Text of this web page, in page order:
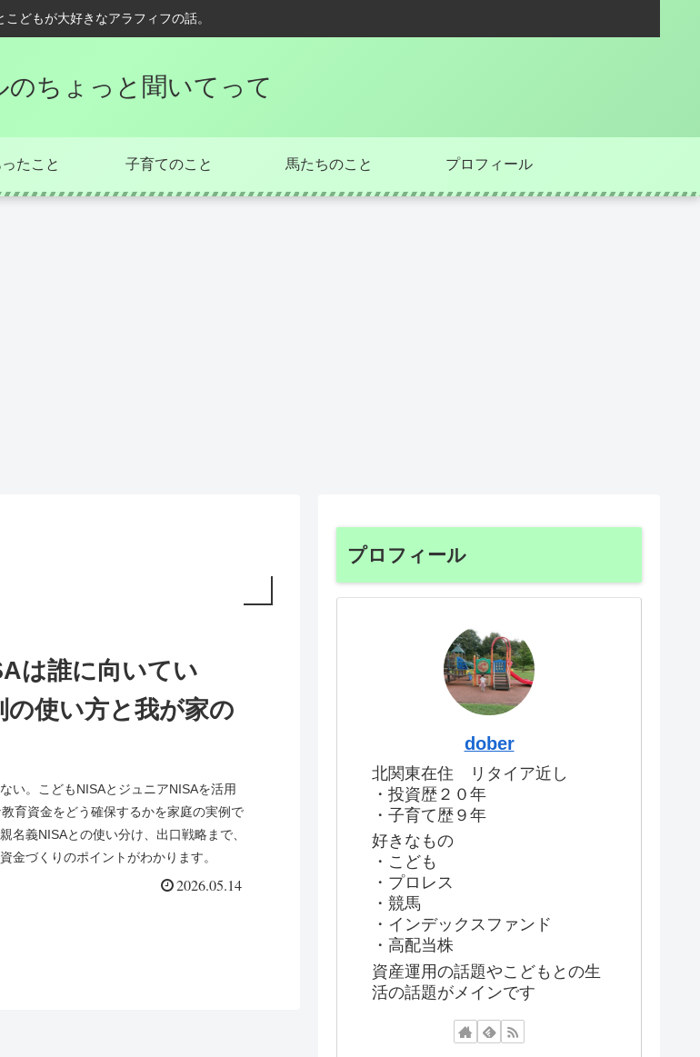
こどもが大好きなアラフィフの話。
のちょっと聞いてって
たこと 子育てのこと 馬たちのこと プロフィール
は誰に向いてい
の使い方と我が家の
い。こどもNISAとジュニアNISAを活用
育資金をどう確保するかを家庭の実例で
名義NISAとの使い分け、出口戦略まで、
金づくりのポイントがわかります。
2026.05.14
プロフィール
dober
北関東在住 リタイア近し
・投資歴２０年
・子育て歴９年
好きなもの
・こども
・プロレス
・競馬
・インデックスファンド
・高配当株
資産運用の話題やこどもとの生
活の話題がメインです